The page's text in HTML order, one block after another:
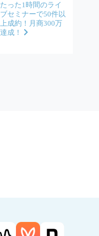
たった1時間のライ
ブセミナーで50件以
上成約！月商300万
達成！